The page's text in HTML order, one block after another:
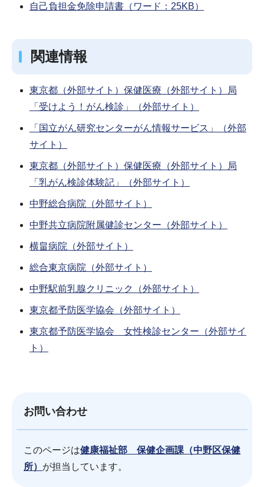
自己負担金免除申請書（ワード：25KB）
関連情報
東京都（外部サイト） 保健医療（外部サイト）
局
「受けよう！がん検診」（外部サイト）
「国立がん研究センターがん情報サービス」（外部
サイト）
東京都（外部サイト） 保健医療（外部サイト）
局
「乳がん検診体験記」（外部サイト）
中野総合病院（外部サイト）
中野共立病院附属健診センター（外部サイト）
横畠病院（外部サイト）
総合東京病院（外部サイト）
中野駅前乳腺クリニック（外部サイト）
東京都予防医学協会（外部サイト）
東京都予防医学協会 女性検診センター（外部サイ
ト）
お問い合わせ
このページは健康福祉部 保健企画課（中野区保健
所） が担当しています。